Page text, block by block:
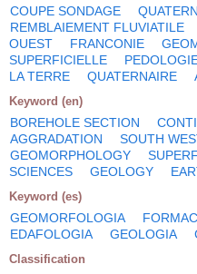
COUPE SONDAGE
REMBLAIEMENT FLUVIATILE
OUEST
FRANCONIE
SUPERFICIELLE
LA TERRE
QUATERNAIRE
Keyword (en)
BOREHOLE SECTION
AGGRADATION
SOUTH
GEOMORPHOLOGY
SCIENCES
GEOLOGY
Keyword (es)
GEOMORFOLOGIA
EDAFOLOGIA
GEOLOGIA
Classification